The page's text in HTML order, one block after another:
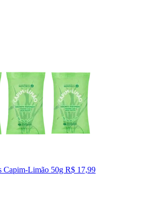
Capim-Limão 50g R$ 17,99